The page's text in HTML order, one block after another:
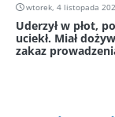
wtorek, 4 listopada
Uderzył w płot,
uciekł. Miał
zakaz